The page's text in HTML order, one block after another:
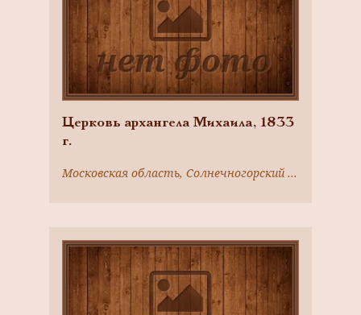
Церковь архангела Михаила, 1833
г.
Московская область, Солнечногорский район, д. Вертлино